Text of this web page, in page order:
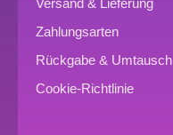
Versand & Lieferung
Zahlungsarten
Rückgabe & Umtausch
Cookie-Richtlinie